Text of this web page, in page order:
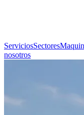
ServiciosSectores
nosotros